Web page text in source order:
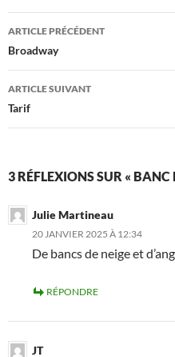
Navigation
des
articles
ARTICLE PRÉCÉDENT
Broadway
ARTICLE SUIVANT
Tarif
3 RÉFLEXIONS SUR « BANC
Julie Martineau
20 JANVIER 2025 À 12:34
De bancs de neige et
RÉPONDRE
JT